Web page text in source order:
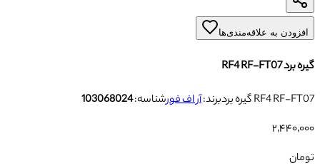
افزودن به علاقه‌مندی‌ها
گیره برد RF4 RF-FT07
گیره برد RF4 RF-FT07
برند:آر اف فورشناسه:103068024
۲٬۴۴۰٬۰۰۰
تومان